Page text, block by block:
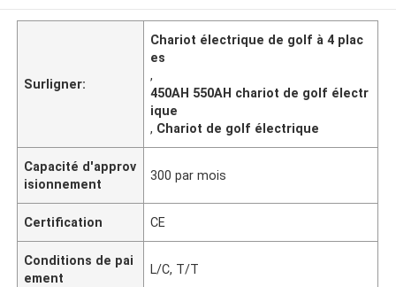
Surligner:
Chariot électrique de golf à 4 plac
es
,
450AH 550AH chariot de golf électr
ique
, Chariot de golf électrique
Capacité d'approv
isionnement
300 par mois
Certification CE
Conditions de pai
ement
L/C, T/T